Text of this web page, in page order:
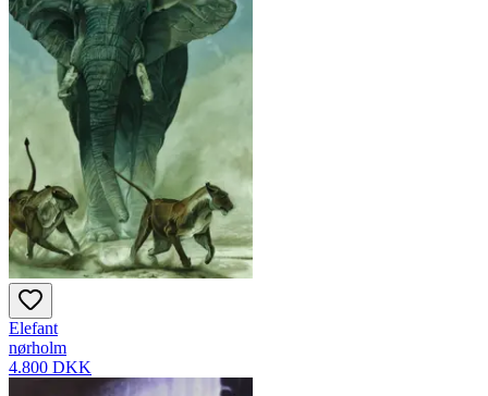
Elefant
nørholm
4.800 DKK